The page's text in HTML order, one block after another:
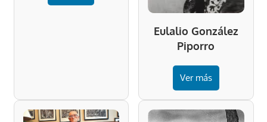
Eulalio González
Piporro
Ver más